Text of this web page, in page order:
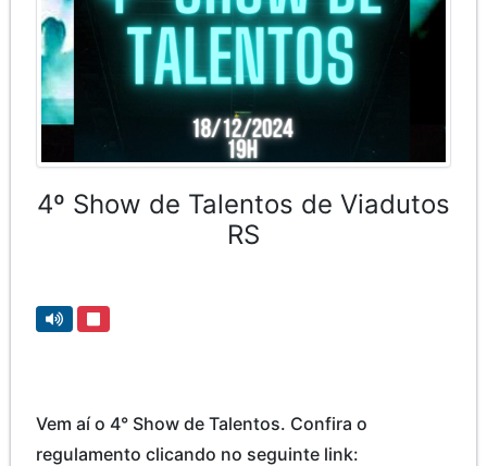
4º Show de Talentos de Viadutos
RS
Vem aí o 4° Show de Talentos. Confira o
regulamento clicando no seguinte link: